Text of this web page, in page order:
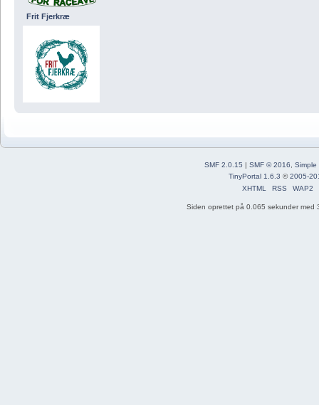
Frit Fjerkræ
SMF 2.0.15 | SMF © 2016
Simple
TinyPortal 1.6.3 ©2005-
XHTML
RSS WAP2
Siden oprettet på 0.065 sekunder med